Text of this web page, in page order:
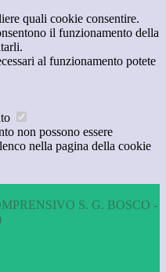
quali cookie consentire.
il funzionamento della
al funzionamento potete
non possono essere
nella pagina della cookie
S. G. BOSCO -